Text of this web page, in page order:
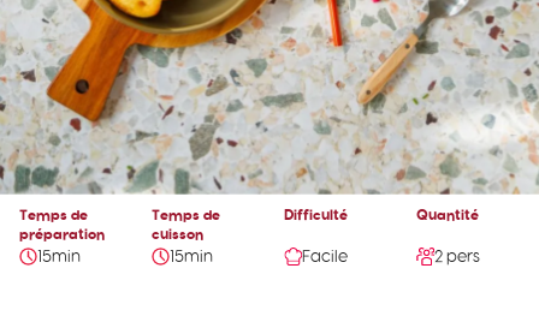
Temps de
préparation
15min
Temps de
cuisson
15min
Difficulté
Facile
Quantité
2 pers